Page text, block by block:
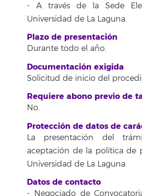
- A través de la Sede
Universidad de La Laguna.
Plazo de presentación
Durante todo el año.
Documentación exigida
Solicitud de inicio del
Requiere abono previo de
No.
Protección de datos de
La presentación del
aceptación de la política de
Universidad de La Laguna.
Datos de contacto
- Negociado de